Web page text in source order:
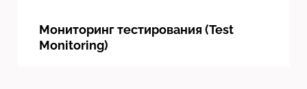
Мониторинг тестирования (Test
Monitoring)